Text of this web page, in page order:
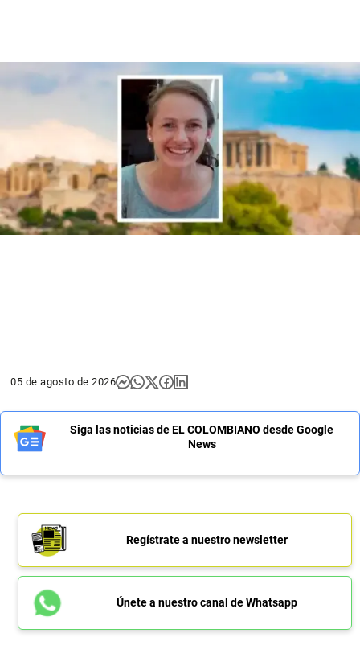
05 de agosto de 2026
Siga las noticias de EL COLOMBIANO desde Google
News
Regístrate a nuestro newsletter
Únete a nuestro canal de Whatsapp